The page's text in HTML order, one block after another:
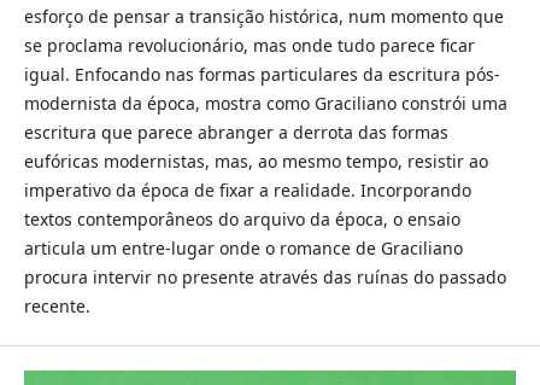
esforço de pensar a transição histórica, num momento que
se proclama revolucionário, mas onde tudo parece ficar
igual. Enfocando nas formas particulares da escritura pós-
modernista da época, mostra como Graciliano constrói uma
escritura que parece abranger a derrota das formas
eufóricas modernistas, mas, ao mesmo tempo, resistir ao
imperativo da época de fixar a realidade. Incorporando
textos contemporâneos do arquivo da época, o ensaio
articula um entre-lugar onde o romance de Graciliano
procura intervir no presente através das ruínas do passado
recente.